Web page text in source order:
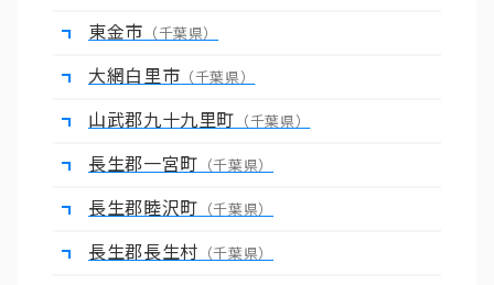
東金市 （千葉県）
大網白里市 （千葉県）
山武郡九十九里町 （千葉県）
長生郡一宮町 （千葉県）
長生郡睦沢町 （千葉県）
長生郡長生村 （千葉県）